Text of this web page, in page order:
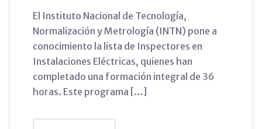
El Instituto Nacional de Tecnología,
Normalización y Metrología (INTN) pone a
conocimiento la lista de Inspectores en
Instalaciones Eléctricas, quienes han
completado una formación integral de 36
horas. Este programa […]